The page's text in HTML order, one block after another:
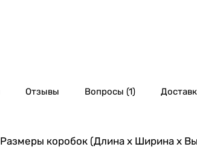
Отзывы Вопросы (1)
Размеры коробок (Длина х Ширина х